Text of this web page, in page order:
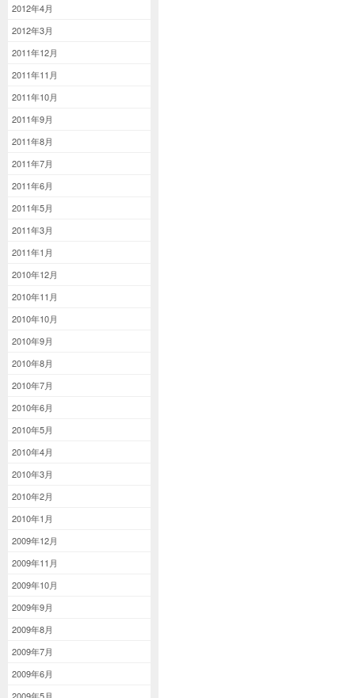
2012年4月
2012年3月
2011年12月
2011年11月
2011年10月
2011年9月
2011年8月
2011年7月
2011年6月
2011年5月
2011年3月
2011年1月
2010年12月
2010年11月
2010年10月
2010年9月
2010年8月
2010年7月
2010年6月
2010年5月
2010年4月
2010年3月
2010年2月
2010年1月
2009年12月
2009年11月
2009年10月
2009年9月
2009年8月
2009年7月
2009年6月